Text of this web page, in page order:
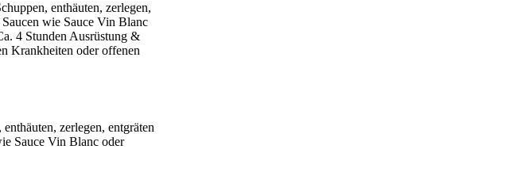
enthäuten, zerlegen,
wie Sauce Vin Blanc
4 Stunden Ausrüstung &
Krankheiten oder offenen
zerlegen, entgräten
Sauce Vin Blanc oder